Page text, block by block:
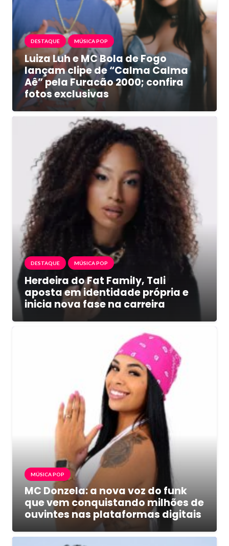
DESTAQUE MÚSICA POP
Luiza Luh e MC Bola de Fogo
lançam clipe de “Calma Calma
Aê” pela Furacão 2000; confira
fotos exclusivas
DESTAQUE MÚSICA POP
Herdeira do Fat Family, Tali
aposta em identidade própria e
inicia nova fase na carreira
MÚSICA POP
MC Donzela: a nova voz do funk
que vem conquistando milhões de
ouvintes nas plataformas digitais